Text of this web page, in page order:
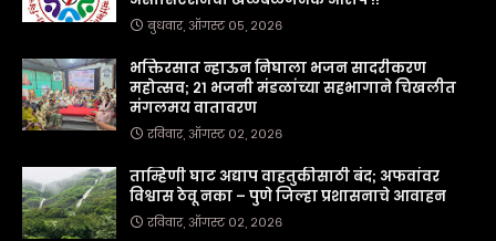
बुधवार, ऑगस्ट ०५, २०२६
भक्तिरसात न्हाऊन निघाला भजन सादरीकरण
महोत्सव; २१ भजनी मंडळांच्या सहभागाने चिखलीत
मंगलमय वातावरण
रविवार, ऑगस्ट ०२, २०२६
ताम्हिणी घाट अद्याप वाहतुकीसाठी बंद; अफवांवर
विश्वास ठेवू नका – पुणे जिल्हा प्रशासनाचे आवाहन
रविवार, ऑगस्ट ०२, २०२६